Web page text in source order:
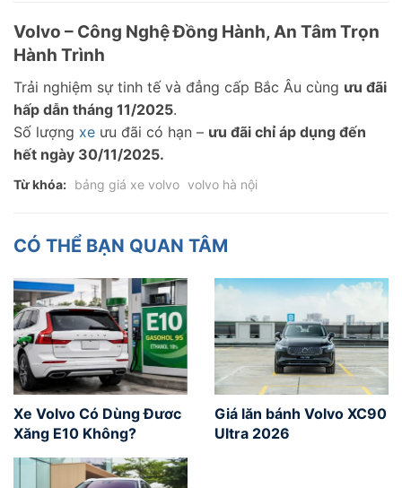
Volvo – Công Nghệ Đồng Hành, An Tâm Trọn
Hành Trình
Trải nghiệm sự tinh tế và đẳng cấp Bắc Âu cùng ưu đãi
hấp dẫn tháng 11/2025.
Số lượng xe ưu đãi có hạn – ưu đãi chỉ áp dụng đến
hết ngày 30/11/2025.
Từ khóa: bảng giá xe volvo volvo hà nội
CÓ THỂ BẠN QUAN TÂM
Xe Volvo Có Dùng Đươc
Xăng E10 Không?
Giá lăn bánh Volvo XC90
Ultra 2026